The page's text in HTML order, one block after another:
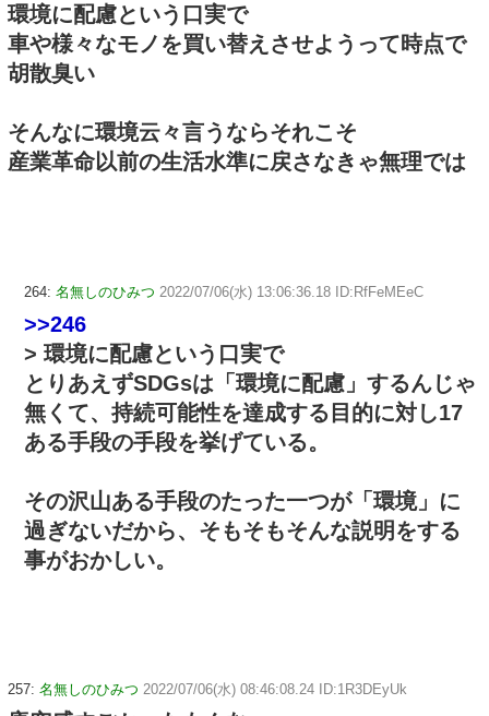
環境に配慮という口実で
車や様々なモノを買い替えさせようって時点で
胡散臭い
そんなに環境云々言うならそれこそ
産業革命以前の生活水準に戻さなきゃ無理では
264: 名無しのひみつ 2022/07/06(水) 13:06:36.18 ID:RfFeMEeC
>>246
> 環境に配慮という口実で
とりあえずSDGsは「環境に配慮」するんじゃ
無くて、持続可能性を達成する目的に対し17
ある手段の手段を挙げている。
その沢山ある手段のたった一つが「環境」に
過ぎないだから、そもそもそんな説明をする
事がおかしい。
257: 名無しのひみつ 2022/07/06(水) 08:46:08.24 ID:1R3DEyUk